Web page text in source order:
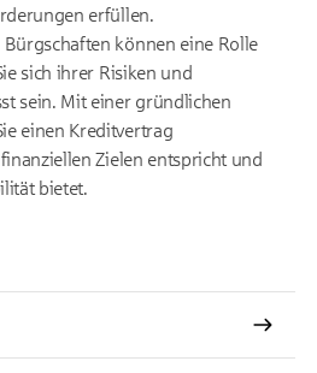
erfüllen.
können eine Rolle
sich ihrer Risiken und
sein. Mit einer gründlichen
einen Kreditvertrag
Zielen entspricht und
bietet.